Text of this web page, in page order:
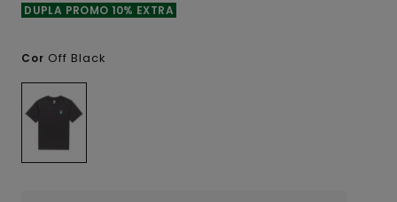
DUPLA PROMO 10% EXTRA
Cor Off Black